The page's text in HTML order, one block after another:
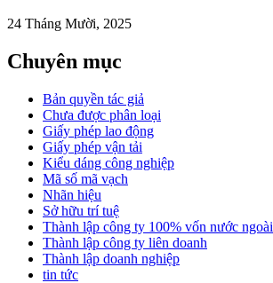
24 Tháng Mười, 2025
Chuyên mục
Bản quyền tác giả
Chưa được phân loại
Giấy phép lao động
Giấy phép vận tải
Kiểu dáng công nghiệp
Mã số mã vạch
Nhãn hiệu
Sở hữu trí tuệ
Thành lập công ty 100% vốn nước ngoài
Thành lập công ty liên doanh
Thành lập doanh nghiệp
tin tức